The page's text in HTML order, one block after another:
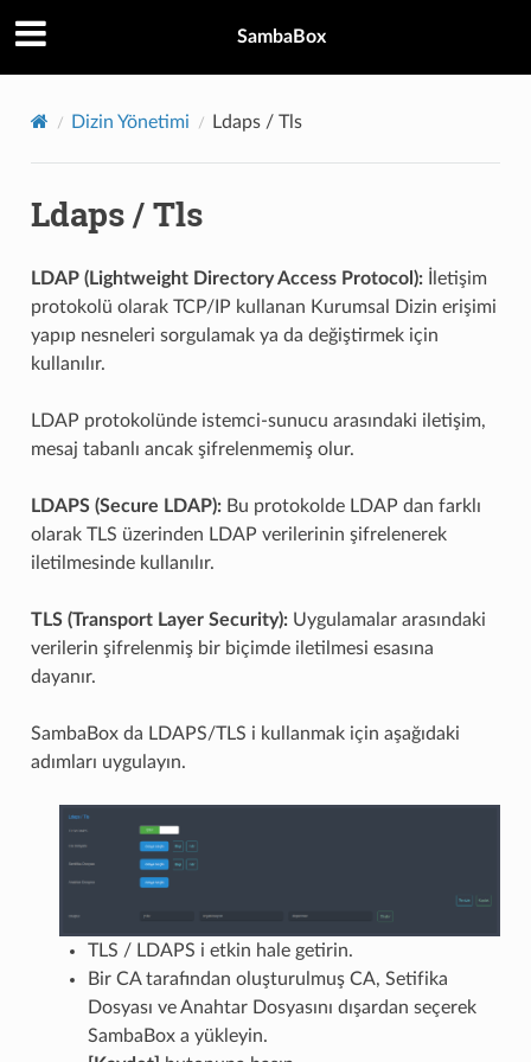
SambaBox
Dizin Yönetimi Ldaps / Tls
Ldaps / Tls
LDAP (Lightweight Directory Access Protocol):İletişim
protokolü olarak TCP/IP kullanan Kurumsal Dizin erişimi
yapıp nesneleri sorgulamak ya da değiştirmek için
kullanılır.
LDAP protokolünde istemci-sunucu arasındaki iletişim,
mesaj tabanlı ancak şifrelenmemiş olur.
LDAPS (Secure LDAP):Bu protokolde LDAP dan farklı
olarak TLS üzerinden LDAP verilerinin şifrelenerek
iletilmesinde kullanılır.
TLS (Transport Layer Security):Uygulamalar arasındaki
verilerin şifrelenmiş bir biçimde iletilmesi esasına
dayanır.
SambaBox da LDAPS/TLS i kullanmak için aşağıdaki
adımları uygulayın.
TLS / LDAPS i etkin hale getirin.
Bir CA tarafından oluşturulmuş CA, Setifika
Dosyası ve Anahtar Dosyasını dışardan seçerek
SambaBox a yükleyin.